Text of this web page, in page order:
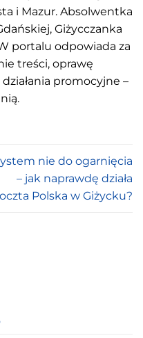
i Mazur. Absolwentka
Giżycczanka
portalu odpowiada za
treści, oprawę
promocyjne –
nie do ogarnięcia
– jak naprawdę działa
Polska w Giżycku?